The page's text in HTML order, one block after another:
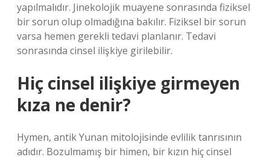
yapılmalıdır. Jinekolojik muayene sonrasında fiziksel
bir sorun olup olmadığına bakılır. Fiziksel bir sorun
varsa hemen gerekli tedavi planlanır. Tedavi
sonrasında cinsel ilişkiye girilebilir.
Hiç cinsel ilişkiye girmeyen
kıza ne denir?
Hymen, antik Yunan mitolojisinde evlilik tanrısının
adıdır. Bozulmamış bir himen, bir kızın hiç cinsel